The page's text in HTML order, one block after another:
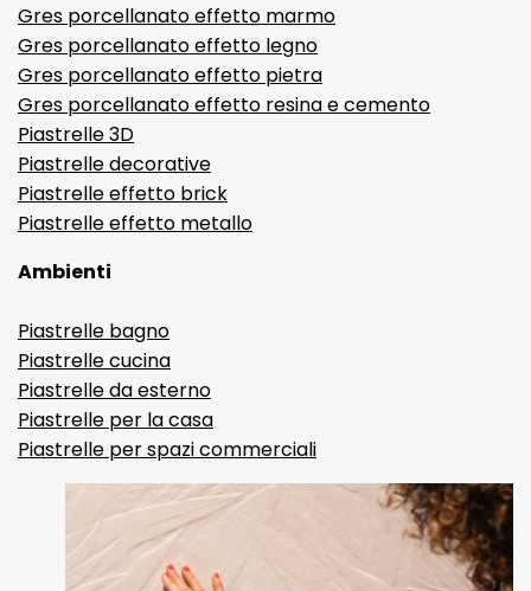
Gres porcellanato effetto marmo
Gres porcellanato effetto legno
Gres porcellanato effetto pietra
Gres porcellanato effetto resina e cemento
Piastrelle 3D
Piastrelle decorative
Piastrelle effetto brick
Piastrelle effetto metallo
Ambienti
Piastrelle bagno
Piastrelle cucina
Piastrelle da esterno
Piastrelle per la casa
Piastrelle per spazi commerciali